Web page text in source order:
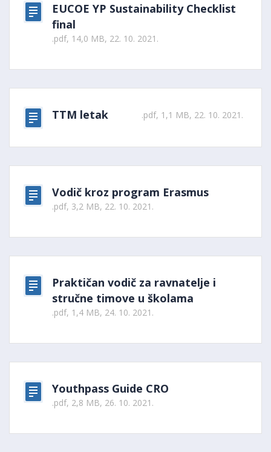
EUCOE YP Sustainability Checklist
final
.pdf, 14,0 MB, 22. 10. 2021.
TTM letak .pdf, 1,1 MB, 22. 10. 2021.
Vodič kroz program Erasmus
.pdf, 3,2 MB, 22. 10. 2021.
Praktičan vodič za ravnatelje i
stručne timove u školama
.pdf, 1,4 MB, 24. 10. 2021.
Youthpass Guide CRO
.pdf, 2,8 MB, 26. 10. 2021.